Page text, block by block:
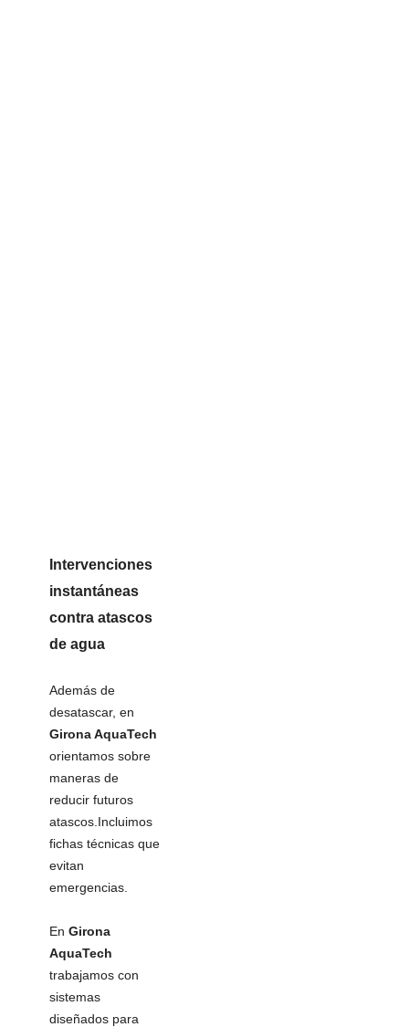
Intervenciones
instantáneas
contra atascos
de agua
Además de
desatascar, en
Girona AquaTech
orientamos sobre
maneras de
reducir futuros
atascos.Incluimos
fichas técnicas que
evitan
emergencias.
En Girona
AquaTech
trabajamos con
sistemas
diseñados para